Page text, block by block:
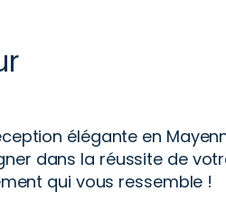
élégante en
dans la réussite de
qui vous ressemble !